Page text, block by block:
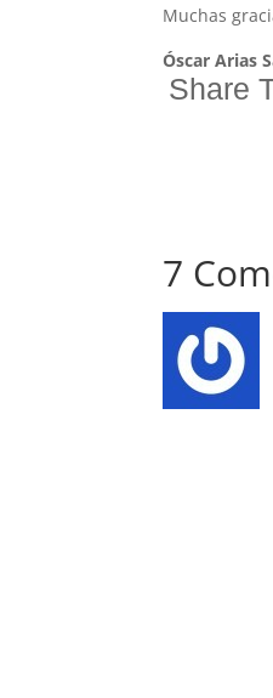
Muchas
Óscar Arias
Share
7